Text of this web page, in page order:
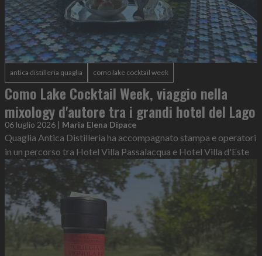
antica distilleria quaglia como lake cocktail week
Como Lake Cocktail Week, viaggio nella
mixology d'autore tra i grandi hotel del Lago
06 luglio 2026 | Maria Elena Dipace
Quaglia Antica Distilleria ha accompagnato stampa e operatori
in un percorso tra Hotel Villa Passalacqua e Hotel Villa d'Este